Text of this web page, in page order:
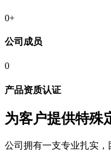
0+
公司成员
0
产品资质认证
为客户提供特殊
公司拥有一支专业扎实，